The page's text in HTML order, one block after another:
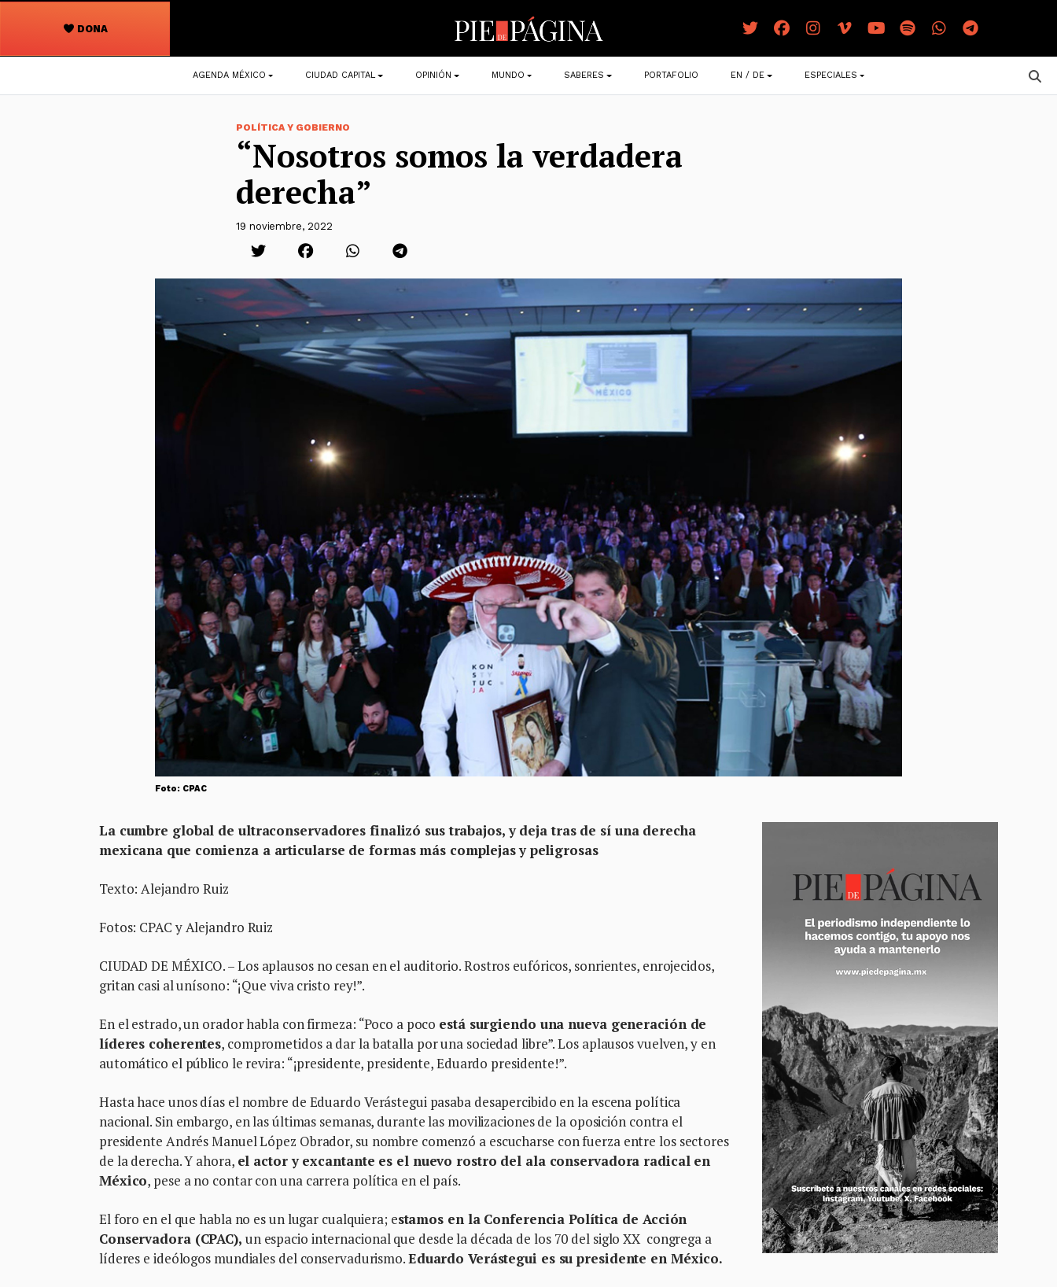
DONA
Navegación
principal
AGENDA MÉXICO CIUDAD CAPITAL OPINIÓN MUNDO SABERES PORTAFOLIO EN / DE ESPECIALES
POLÍTICA Y GOBIERNO
“Nosotros somos la verdadera
derecha”
19 noviembre, 2022
Foto: CPAC
La cumbre global de ultraconservadores finalizó sus trabajos, y deja tras de sí una derecha
mexicana que comienza a articularse de formas más complejasy peligrosas
Texto: Alejandro Ruiz
Fotos: CPAC y Alejandro Ruiz
CIUDAD DE MÉXICO. – Los aplausos no cesan en el auditorio. Rostros eufóricos, sonrientes, enrojecidos,
gritan casi al unísono: “¡Que viva cristo rey!”.
En el estrado, un orador habla con firmeza: “Poco a poco está surgiendo una nueva generación de
líderes coherentes, comprometidos a dar la batalla por una sociedad libre”. Los aplausos vuelven, y en
automático el público le revira: “¡presidente, presidente, Eduardo presidente!”.
Hasta hace unos días el nombre de Eduardo Verástegui pasaba desapercibido en la escena política
nacional. Sin embargo, en las últimas semanas, durante las movilizaciones de la oposición contra el
presidente Andrés Manuel López Obrador, su nombre comenzó a escucharse con fuerza entre los sectores
de la derecha. Y ahora, el actor y excantante es el nuevo rostro del ala conservadora radical en
México, pese a no contar con una carrera política en el país.
El foro en el que habla no es un lugar cualquiera; estamos en la Conferencia Política de Acción
Conservadora (CPAC), un espacio internacional que desde la década de los 70 del siglo XX congrega a
líderes e ideólogos mundiales del conservadurismo.Eduardo Verástegui es su presidente en México.